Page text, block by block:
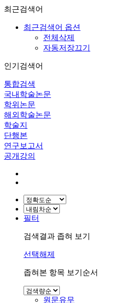
최근검색어
최근검색어 옵션
전체삭제
자동저장끄기
인기검색어
통합검색
국내학술논문
학위논문
해외학술논문
학술지
단행본
연구보고서
공개강의
필터
검색결과 좁혀 보기
선택해제
좁혀본 항목 보기순서
원문유무